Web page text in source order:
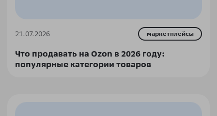
21.07.2026 маркетплейсы
Что продавать на Ozon в 2026 году:
популярные категории товаров